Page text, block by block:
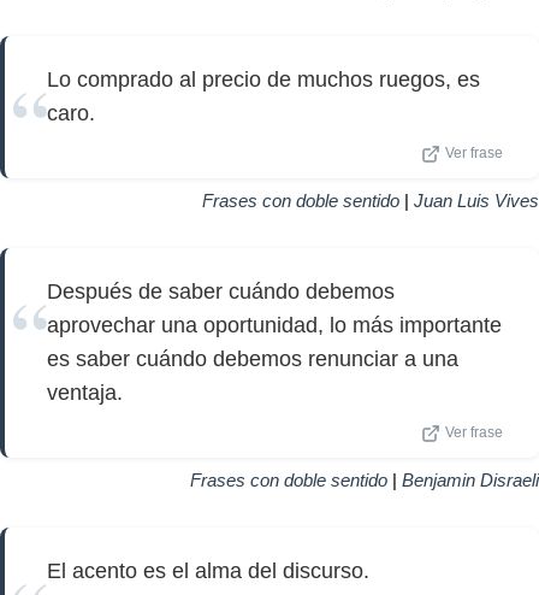
Lo comprado al precio de muchos ruegos, es
caro.
Ver frase
Frases con doble sentido | Juan Luis Vives
Después de saber cuándo debemos
aprovechar una oportunidad, lo más importante
es saber cuándo debemos renunciar a una
ventaja.
Ver frase
Frases con doble sentido | Benjamin Disraeli
El acento es el alma del discurso.